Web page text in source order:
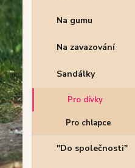
Na gumu
Na zavazování
Sandálky
Pro dívky
Pro chlapce
"Do společnosti"